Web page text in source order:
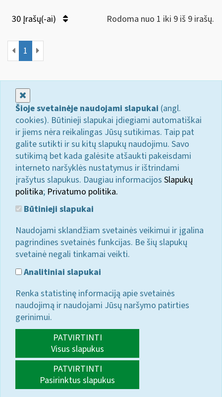
30 Įrašų(-ai) Rodoma nuo 1 iki 9 iš 9 irašų.
1
Šioje svetainėje naudojami slapukai (angl.
cookies). Būtinieji slapukai įdiegiami automatiškai
ir jiems nėra reikalingas Jūsų sutikimas. Taip pat
galite sutikti ir su kitų slapukų naudojimu. Savo
sutikimą bet kada galėsite atšaukti pakeisdami
interneto naršyklės nustatymus ir ištrindami
įrašytus slapukus. Daugiau informacijos Slapukų
politika; Privatumo politika.
Būtinieji slapukai
Naudojami sklandžiam svetainės veikimui ir įgalina
pagrindines svetainės funkcijas. Be šių slapukų
svetainė negali tinkamai veikti.
Analitiniai slapukai
Renka statistinę informaciją apie svetainės
naudojimą ir naudojami Jūsų naršymo patirties
gerinimui.
PATVIRTINTI
Visus slapukus
PATVIRTINTI
Pasirinktus slapukus